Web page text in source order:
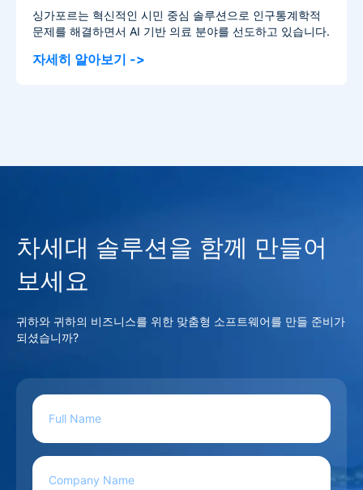
싱가포르는 혁신적인 시민 중심 솔루션으로 인구통계학적
문제를 해결하면서 AI 기반 의료 분야를 선도하고 있습니다.
자세히 알아보기 ->
차세대 솔루션을 함께 만들어
보세요
귀하와 귀하의 비즈니스를 위한 맞춤형 소프트웨어를 만들 준비가
되셨습니까?